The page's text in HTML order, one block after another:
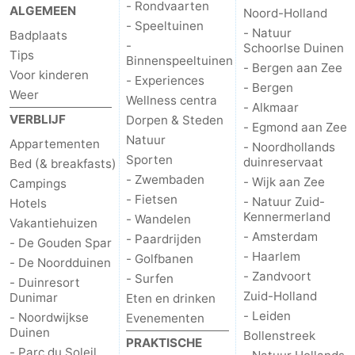
Route
-
Nieuws
Medische
adressen
Regio
Noord-
Holland
Natuur
ALGEMEEN
Badplaats
Tips
Voor kinderen
Weer
VERBLIJF
Appartementen
Bed (& breakfasts)
Campings
Hotels
Vakantiehuizen
- De Gouden Spar
- De Noordduinen
- Duinresort
Dunimar
- Noordwijkse
Duinen
- Rondvaarten
- Speeltuinen
-
Binnenspeeltuinen
- Experiences
Wellness centra
Dorpen & Steden
Natuur
Sporten
- Zwembaden
- Fietsen
- Wandelen
- Paardrijden
- Golfbanen
- Surfen
Eten en drinken
Evenementen
PRAKTISCHE
Noord-Holland
- Natuur
Schoorlse Duinen
- Bergen aan Zee
- Bergen
- Alkmaar
- Egmond aan Zee
- Noordhollands
duinreservaat
- Wijk aan Zee
- Natuur Zuid-
Kennermerland
- Amsterdam
- Haarlem
- Zandvoort
Zuid-Holland
- Leiden
Bollenstreek